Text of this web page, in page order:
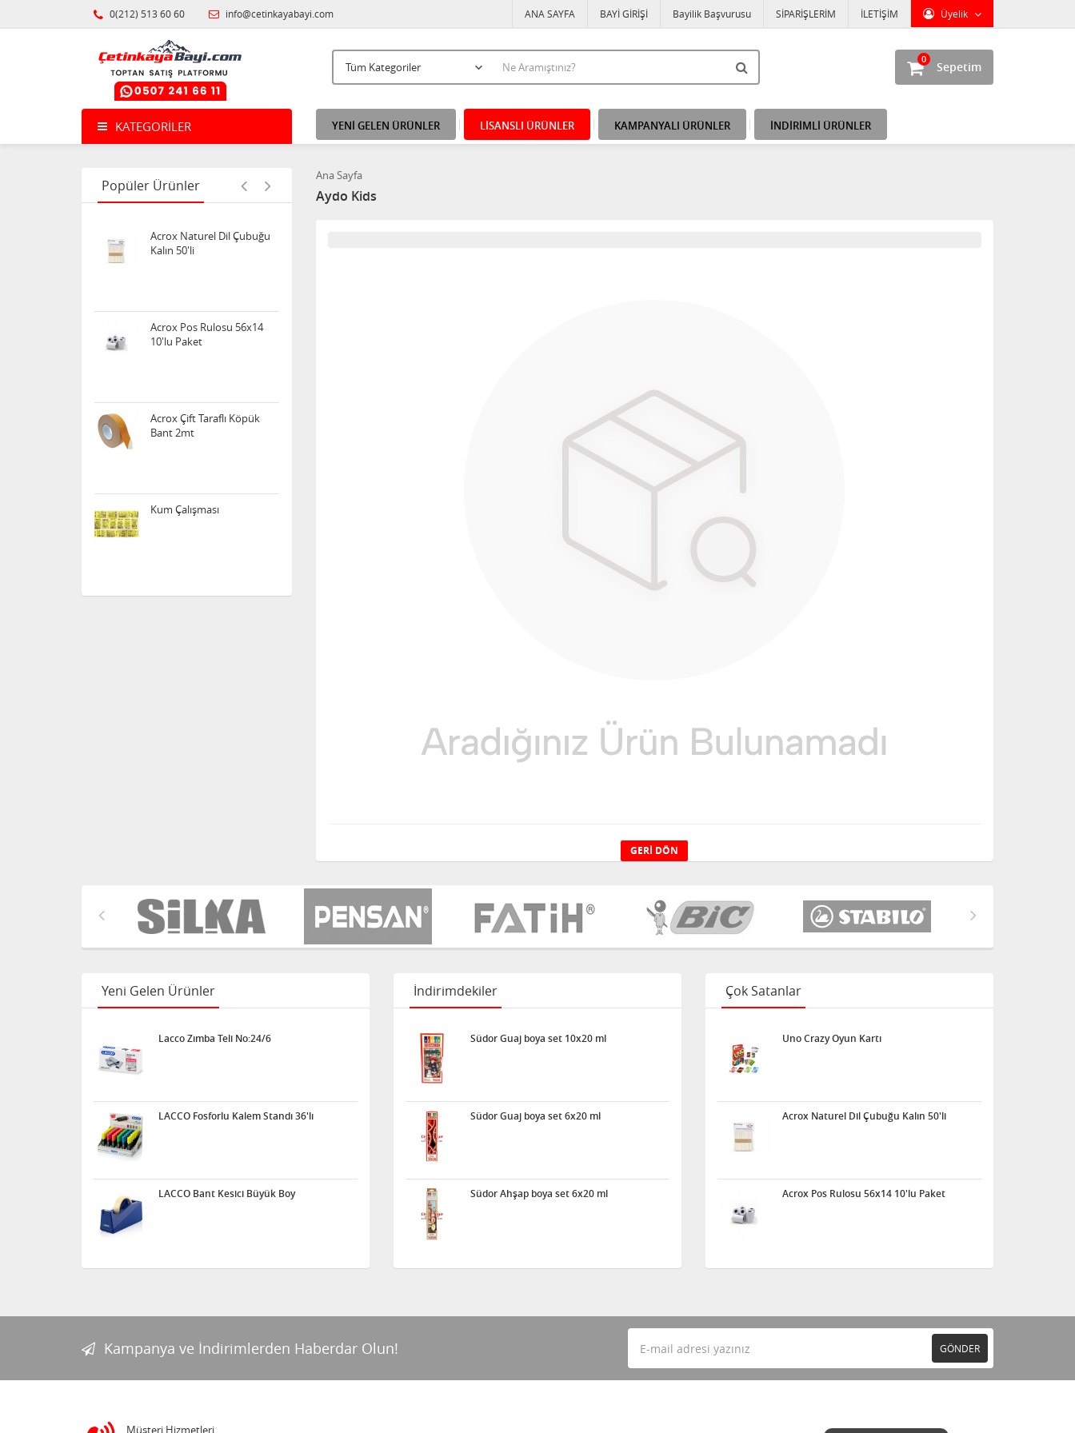
0(212) 513 60 60 info@cetinkayabayi.com Üyelik
ANA SAYFA BAYİ GİRİŞİ Bayilik Başvurusu SİPARİŞLERİM İLETİŞİM
Sepetim
0
KATEGORILER YENİ GELEN ÜRÜNLER LİSANSLI ÜRÜNLER KAMPANYALI ÜRÜNLER İNDİRİMLİ ÜRÜNLER
Popüler Ürünler
Noki poşet dosya ECO
100'lü
Uno Crazy Oyun Kartı
Acrox Naturel Dil Çubuğu
Kalın 50'li
Acrox Naturel Dil Çubuğu
Kalın 50'li
Acrox Çift Taraflı Köpük
Bant 2mt
Kum Çalışması
Acrox Çift Taraflı Silikon
Ana Sayfa
Aydo Kids
GERI DÖN
Yeni Gelen Ürünler
Lacco Zımba Teli No:24/6
LACCO Fosforlu Kalem Standı 36'lı
LACCO Bant Kesici Büyük Boy
İndirimdekiler
Südor Guaj boya set 10x20 ml
Südor Guaj boya set 6x20 ml
Südor Ahşap boya set 6x20 ml
Çok Satanlar
Uno Crazy Oyun Kartı
Acrox Naturel Dil Çubuğu Kalın 50'li
Acrox Pos Rulosu 56x14 10'lu Paket
Kampanya ve İndirimlerden Haberdar Olun! GÖNDER
Müşteri Hizmetleri